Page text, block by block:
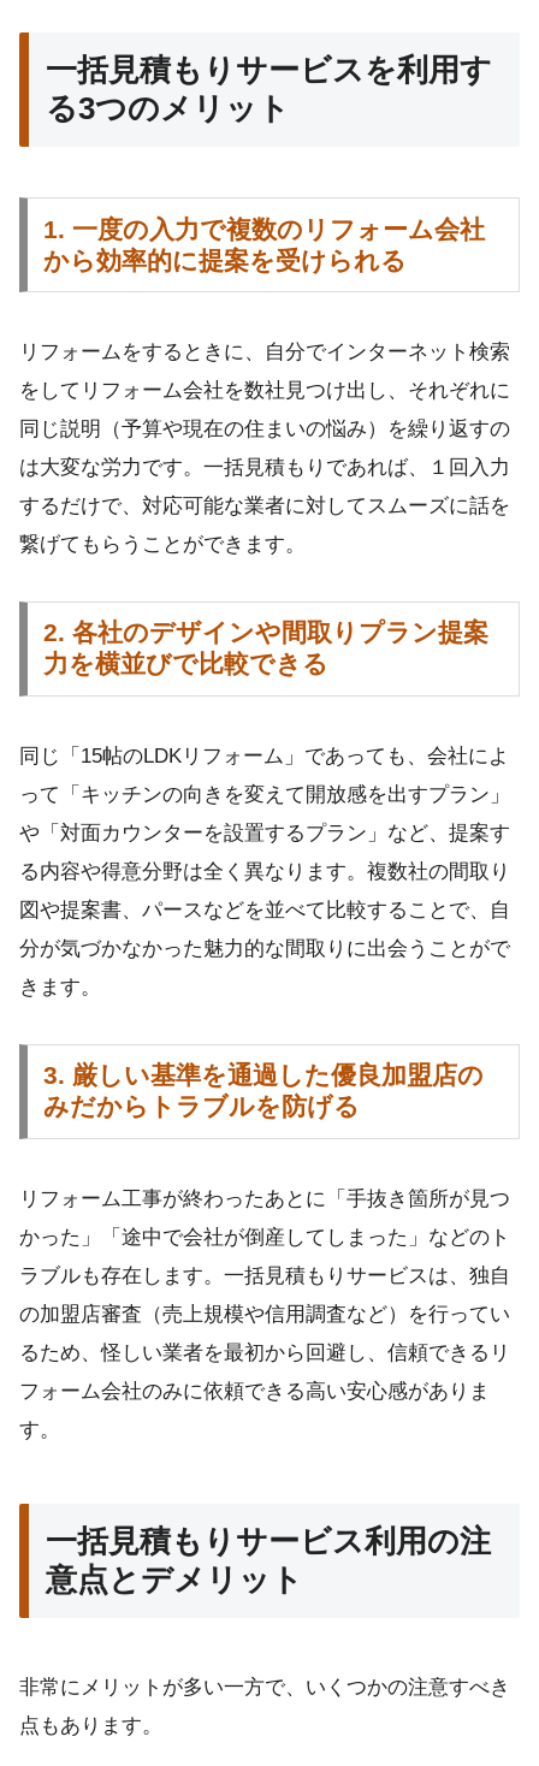
一括見積もりサービスを利用す
る3つのメリット
1. 一度の入力で複数のリフォーム会社
から効率的に提案を受けられる
リフォームをするときに、自分でインターネット検索
をしてリフォーム会社を数社見つけ出し、それぞれに
同じ説明（予算や現在の住まいの悩み）を繰り返すの
は大変な労力です。一括見積もりであれば、１回入力
するだけで、対応可能な業者に対してスムーズに話を
繋げてもらうことができます。
2. 各社のデザインや間取りプラン提案
力を横並びで比較できる
同じ「15帖のLDKリフォーム」であっても、会社によ
って「キッチンの向きを変えて開放感を出すプラン」
や「対面カウンターを設置するプラン」など、提案す
る内容や得意分野は全く異なります。複数社の間取り
図や提案書、パースなどを並べて比較することで、自
分が気づかなかった魅力的な間取りに出会うことがで
きます。
3. 厳しい基準を通過した優良加盟店の
みだからトラブルを防げる
リフォーム工事が終わったあとに「手抜き箇所が見つ
かった」「途中で会社が倒産してしまった」などのト
ラブルも存在します。一括見積もりサービスは、独自
の加盟店審査（売上規模や信用調査など）を行ってい
るため、怪しい業者を最初から回避し、信頼できるリ
フォーム会社のみに依頼できる高い安心感がありま
す。
一括見積もりサービス利用の注
意点とデメリット
非常にメリットが多い一方で、いくつかの注意すべき
点もあります。